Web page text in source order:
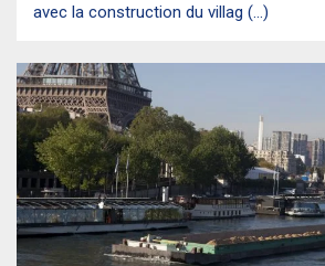
avec la construction du villag (...)